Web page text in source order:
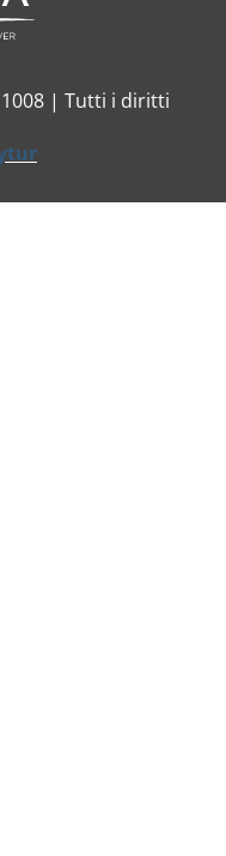
| Tutti i diritti